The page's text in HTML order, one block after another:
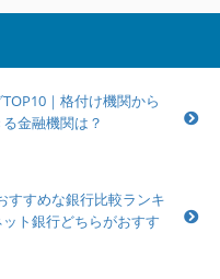
｜格付け機関から
金融機関は？
すすめな銀行比較ランキ
ト銀行どちらがおすす